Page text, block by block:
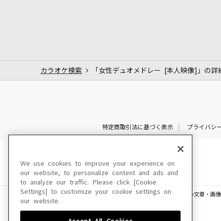
カラオケ検索 「女性デュオメドレー [本人映像]」の詳
特定商取引法に基づく表示 プライバシ
このサイトに掲載されている一切の文章・画
We use cookies to improve your experience on
our website, to personalize content and ads and
to analyze our traffic. Please click [Cookie
Settings] to customize your cookie settings on
our website.